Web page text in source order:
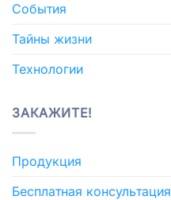
События
Тайны жизни
Технологии
ЗАКАЖИТЕ!
Продукция
Бесплатная консультация